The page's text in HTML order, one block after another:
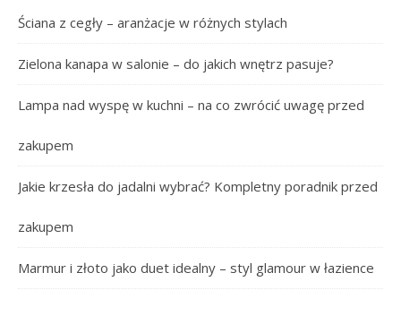
Ściana z cegły – aranżacje w różnych stylach
Zielona kanapa w salonie – do jakich wnętrz pasuje?
Lampa nad wyspę w kuchni – na co zwrócić uwagę przed
zakupem
Jakie krzesła do jadalni wybrać? Kompletny poradnik przed
zakupem
Marmur i złoto jako duet idealny – styl glamour w łazience